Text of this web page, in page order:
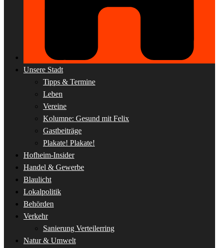
Unsere Stadt
Tipps & Termine
Leben
Vereine
Kolumne: Gesund mit Felix
Gastbeiträge
Plakate! Plakate!
Hofheim-Insider
Handel & Gewerbe
Blaulicht
Lokalpolitik
Behörden
Verkehr
Sanierung Verteilerring
Natur & Umwelt